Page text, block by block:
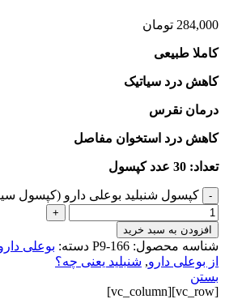
284,000 تومان
کاملا طبیعی
کاهش درد سیاتیک
درمان نقرس
کاهش درد استخوان مفاصل
تعداد: 30 عدد کپسول
- کپسول شنبلید بوعلی دارو (کپسول
+
افزودن به سبد خرید
شناسه محصول: P9-166 دسته: بوعلی
از بوعلی دارو, شنبلید یعنی چه؟
بستن
[vc_row][vc_column]